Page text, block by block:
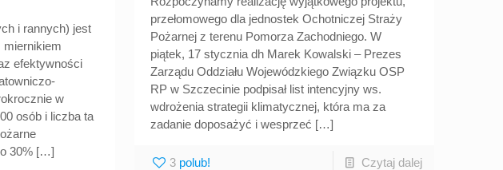
i rannych) jest
miernikiem
efektywności
w
osób i liczba ta
30%[…]
przełomowego dla jednostek Ochotniczej Straży
Pożarnej z terenu Pomorza Zachodniego. W
piątek, 17 stycznia dh Marek Kowalski – Prezes
Zarządu Oddziału Wojewódzkiego Związku OSP
RP w Szczecinie podpisał list intencyjny ws.
wdrożenia strategii klimatycznej, która ma za
zadanie doposażyć i wesprzeć […]
3 Czytaj dalej